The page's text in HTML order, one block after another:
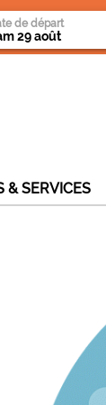
de départ
& SERVICES